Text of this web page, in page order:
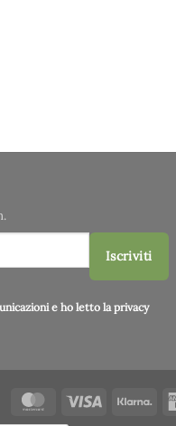
Iscriviti
e ho letto la privacy